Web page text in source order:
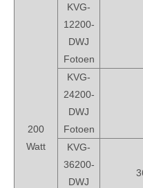
200
Watt
KVG-
12200-
DWJ
Fotoen
KVG-
24200-
DWJ
Fotoen
KVG-
36200-
DWJ